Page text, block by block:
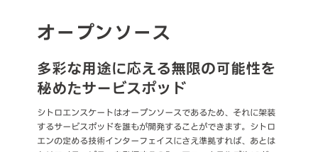
オープンソース
多彩な用途に応える無限の可能性を
秘めたサービスポッド
シトロエンスケートはオープンソースであるため、それに架装
するサービスポッドを誰もが開発することができます。シトロ
エンの定める技術インターフェイスにさえ準拠すれば、あとは